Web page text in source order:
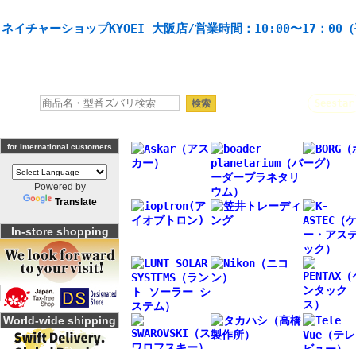
ネイチャーショップKYOEI 大阪店/営業時間：10:00〜17：00（
Seestar
for International customers
Powered by
Translate
In-store shopping
World-wide shipping